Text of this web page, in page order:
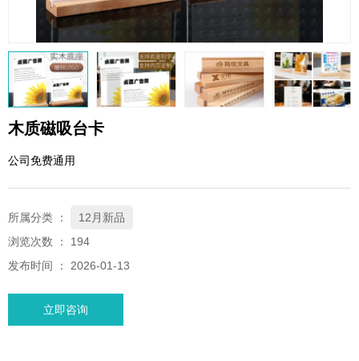
木质磁吸台卡
公司免费通用
所属分类 ：
12月新品
浏览次数 ： 194
发布时间 ： 2026-01-13
立即咨询